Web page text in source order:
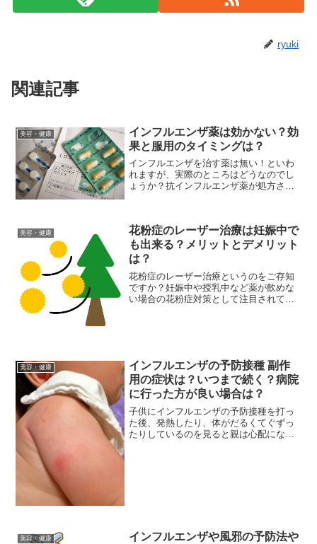
ryuki
関連記事
美容・健康
インフルエンザ薬は効かない？効
果と服用のタイミングは？
インフルエンザを治す薬は無い！といわ
れますが、実際のところはどうなのでし
ょうか？抗インフルエンザ薬が処方され
美容・健康
花粉症のレーザー治療は妊娠中で
も出来る？メリットとデメリット
は？
花粉症のレーザー治療というのをご存知
ですか？妊娠中や授乳中など薬が飲めな
い場合の花粉症対策として注目されてい
美容・健康
インフルエンザの予防接種 副作
用の症状は？いつまで続く？病院
に行った方が良い場合は？
子供にインフルエンザの予防接種を打っ
た後、発熱したり、体がだるくてぐずっ
たりしているのを見ると親は心配になり
美容・健康
インフルエンザや風邪の予防法や